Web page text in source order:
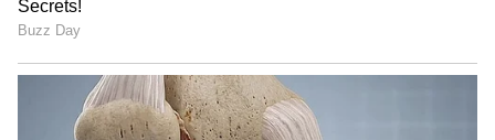
8வது தேர்ச்சி அல்லது அதற்கு இணையான
தேர்ச்சி. மேலும் தகவலுக்கு அதிகாரப்பூர்வ
அறிவிப்பைப் பார்க்கவும்.